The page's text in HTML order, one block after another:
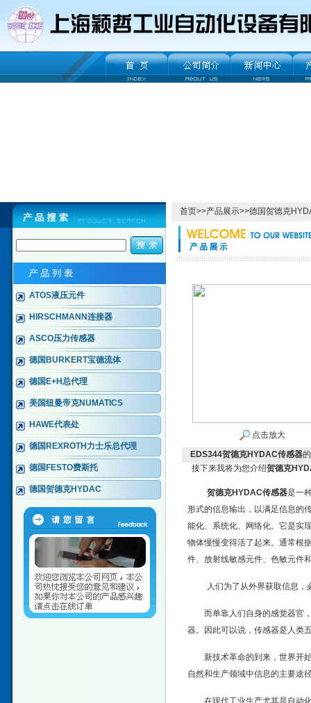
ATOS液压元件
HIRSCHMANN连接器
ASCO压力传感器
德国BURKERT宝德流体
德国E+H总代理
美国纽曼帝克NUMATICS
HAWE代表处
德国REXROTH力士乐总代理
德国FESTO费斯托
德国贺德克HYDAC
首页>>产品展示>>德国贺德克
点击放大
EDS344贺德克HYDAC传感器
接下来我将为您介绍贺德克
贺德克HYDAC传感器是一
形式的信息输出，以满足信息的
能化、系统化、网络化。它是实
物体慢慢变得活了起来。通常根
件、放射线敏感元件、色敏元件
人们为了从外界获取信息，
而单靠人们自身的感觉器官
器。因此可以说，传感器是人类
新技术革命的到来，世界开
自然和生产领域中信息的主要途
在现代工业生产尤其是自动